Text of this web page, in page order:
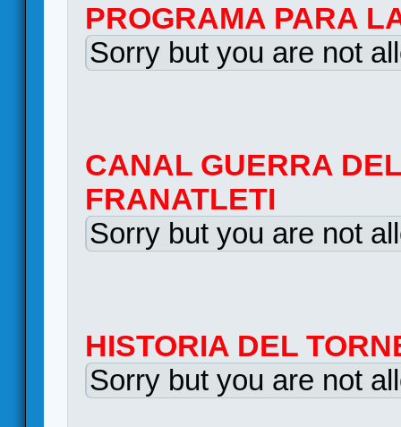
PROGRAMA PARA
Sorry but you are not
CANAL GUERRA
FRANATLETI
Sorry but you are not
HISTORIA DEL
Sorry but you are not